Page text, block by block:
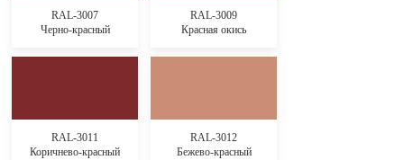
RAL-3007
Черно-красный
RAL-3009
Красная окись
RAL-3011
Коричнево-красный
RAL-3012
Бежево-красный